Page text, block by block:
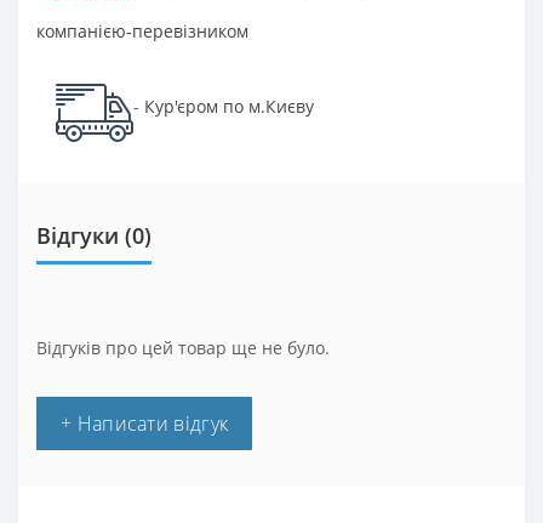
компанією-перевізником
- Кур'єром по м.Києву
Відгуки (0)
Відгуків про цей товар ще не було.
+ Написати відгук